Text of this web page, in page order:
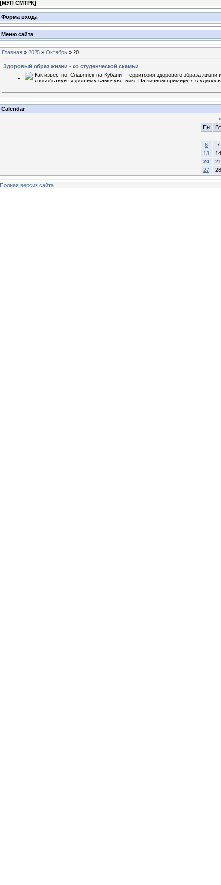
[МУП СМТРК]
Форма входа
Меню сайта
Главная » 2025 » Октябрь » 20
Здоровый образ жизни - со студенческой скамьи
Как известно, Славянск-на-Кубани - территория здорового образа
способствует хорошему самочувствию. На личном примере это удалось
Calendar
«
Пн
Вт
6
7
13
14
20
21
27
28
Полная версия сайта